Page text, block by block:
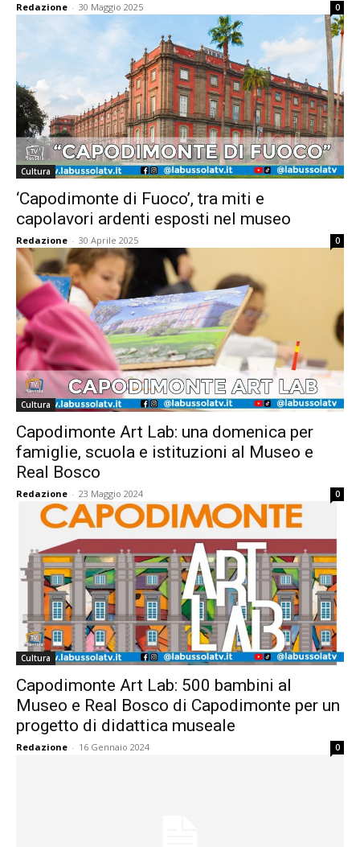
Redazione - 30 Maggio 2025 0
Cultura
‘Capodimonte di Fuoco’, tra miti e
capolavori ardenti esposti nel museo
Redazione - 30 Aprile 2025 0
Cultura
Capodimonte Art Lab: una domenica per
famiglie, scuola e istituzioni al Museo e
Real Bosco
Redazione - 23 Maggio 2024 0
Cultura
Capodimonte Art Lab: 500 bambini al
Museo e Real Bosco di Capodimonte per un
progetto di didattica museale
Redazione - 16 Gennaio 2024 0